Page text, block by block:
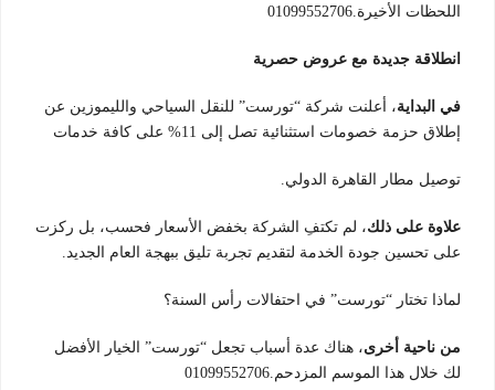
اللحظات الأخيرة.01099552706
انطلاقة جديدة مع عروض حصرية
في البداية، أعلنت شركة “تورست” للنقل السياحي والليموزين عن
إطلاق حزمة خصومات استثنائية تصل إلى 11% على كافة خدمات
توصيل مطار القاهرة الدولي.
علاوة على ذلك، لم تكتفِ الشركة بخفض الأسعار فحسب، بل ركزت
على تحسين جودة الخدمة لتقديم تجربة تليق ببهجة العام الجديد.
لماذا تختار “تورست” في احتفالات رأس السنة؟
من ناحية أخرى، هناك عدة أسباب تجعل “تورست” الخيار الأفضل
لك خلال هذا الموسم المزدحم.01099552706